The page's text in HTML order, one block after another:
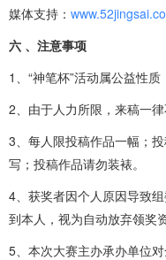
媒体支持：
六 、注意事项
1、“神笔杯”活动属公益性
2、由于人力所限，来稿一律
3、每人限投稿作品一幅；
写；投稿作品请勿装裱。
4、获奖者因个人原因导致
到本人，视为自动放弃领奖资
5、本次大赛主办承办单位